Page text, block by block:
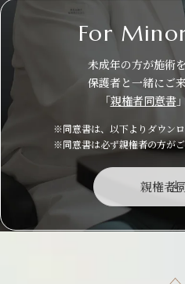
For
未成年の方が施術
保護者と一緒にご
「親権者同意書
※同意書は、以下よりダウンロ
※同意書は必ず親権者の方が
親権者